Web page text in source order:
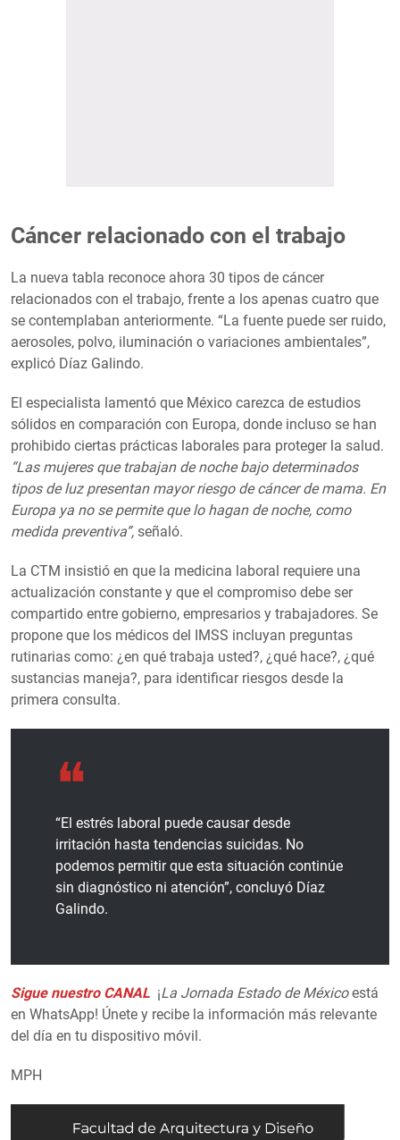
Cáncer relacionado con el trabajo
La nueva tabla reconoce ahora 30 tipos de cáncer
relacionados con el trabajo, frente a los apenas cuatro que
se contemplaban anteriormente. “La fuente puede ser ruido,
aerosoles, polvo, iluminación o variaciones ambientales”,
explicó Díaz Galindo.
El especialista lamentó que México carezca de estudios
sólidos en comparación con Europa, donde incluso se han
prohibido ciertas prácticas laborales para proteger la salud.
“Las mujeres que trabajan de noche bajo determinados
tipos de luz presentan mayor riesgo de cáncer de mama. En
Europa ya no se permite que lo hagan de noche, como
medida preventiva”, señaló.
La CTM insistió en que la medicina laboral requiere una
actualización constante y que el compromiso debe ser
compartido entre gobierno, empresarios y trabajadores. Se
propone que los médicos del IMSS incluyan preguntas
rutinarias como: ¿en qué trabaja usted?, ¿qué hace?, ¿qué
sustancias maneja?, para identificar riesgos desde la
primera consulta.
“El estrés laboral puede causar desde
irritación hasta tendencias suicidas. No
podemos permitir que esta situación continúe
sin diagnóstico ni atención”, concluyó Díaz
Galindo.
Sigue nuestro CANAL ¡La Jornada Estado de Méxicoestá
en WhatsApp! Únete y recibe la información más relevante
del día en tu dispositivo móvil.
MPH